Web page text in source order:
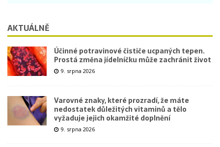
AKTUÁLNĚ
Účinné potravinové čističe ucpaných tepen.
Prostá změna jídelníčku může zachránit život
9. srpna 2026
Varovné znaky, které prozradí, že máte
nedostatek důležitých vitaminů a tělo
vyžaduje jejich okamžité doplnění
9. srpna 2026